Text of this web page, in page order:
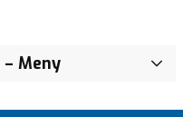
– Meny